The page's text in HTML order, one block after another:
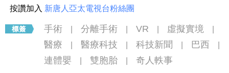
按讚加入 新唐人亞太電視台粉絲團
手術 分離手術 VR 虛擬實境
醫療 醫療科技 科技新聞 巴西
連體嬰 雙胞胎 奇人軼事